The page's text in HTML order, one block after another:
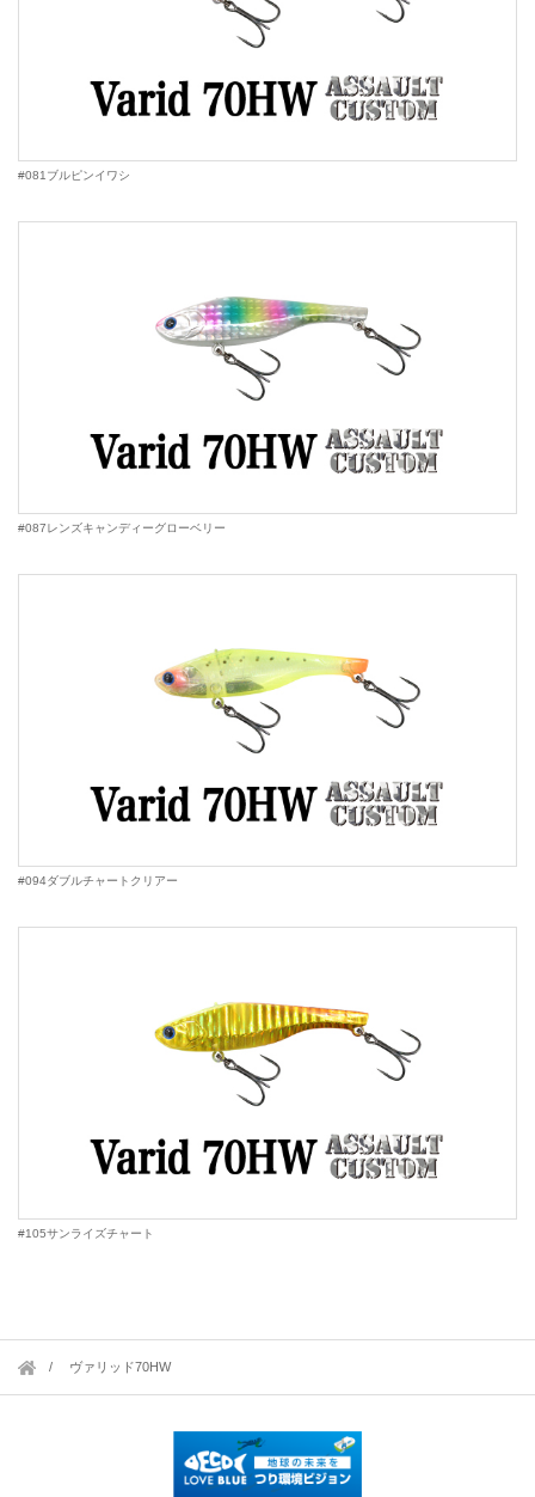
#081ブルピンイワシ
#087レンズキャンディーグローベリー
#094ダブルチャートクリアー
#105サンライズチャート
ヴァリッド70HW